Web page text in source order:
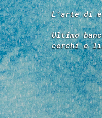
L’arte di
Ultimo
cerchi e